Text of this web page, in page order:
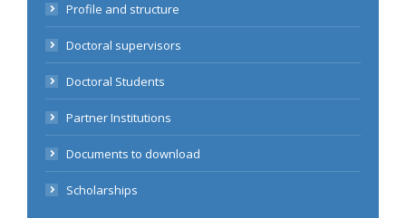
Profile and structure
Doctoral supervisors
Doctoral Students
Partner Institutions
Documents to download
Scholarships